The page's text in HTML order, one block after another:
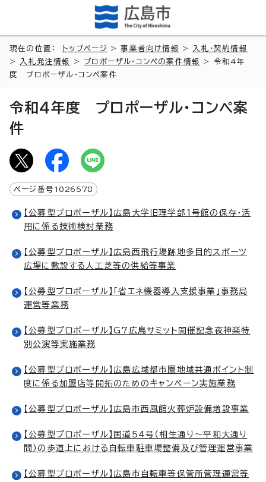
現在の位置： トップページ >事業者向け情報 >
入札・契約情報
>
入札発注情報 > プロポーザル・コンペの案件情報
> 令和4年
度 プロポーザル・コンペ案件
令和4年度 プロポーザル・コンペ案
件
ページ番号 1026578
【公募型プロポーザル】広島大学旧理学部1号館の保存・活
用に係る技術検討業務
【公募型プロポーザル】広島西飛行場跡地多目的スポーツ
広場に敷設する人工芝等の供給等事業
【公募型プロポーザル】「省エネ機器導入支援事業」事務局
運営等業務
【公募型プロポーザル】G7広島サミット開催記念夜神楽特
別公演等実施業務
【公募型プロポーザル】広島広域都市圏地域共通ポイント制
度に係る加盟店等開拓のためのキャンペーン実施業務
【公募型プロポーザル】広島市西風館火葬炉設備増設事業
【公募型プロポーザル】国道54号（相生通り～平和大通り
間）の歩道上における自転車駐車場整備及び管理運営事業
【公募型プロポーザル】広島市自転車等保管所管理運営等